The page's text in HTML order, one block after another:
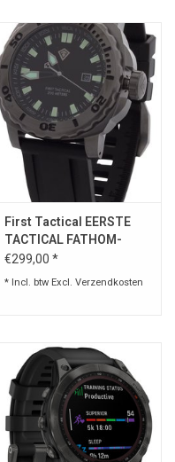
First Tactical EERSTE
TACTICAL FATHOM-
DUIKHORLOGE
€299,00 *
* Incl. btw Excl. Verzendkosten